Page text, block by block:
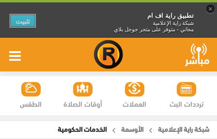
×
تطبيق راية اف ام
شبكة راية الإعلامية
مجاني - متوفر على متجر جوجل بلاي
تثبيت
الطقس أوقات الصلاة العملات ترددات البث
شبكة راية الإعلامية الأوسمة الخدمات الحكومية